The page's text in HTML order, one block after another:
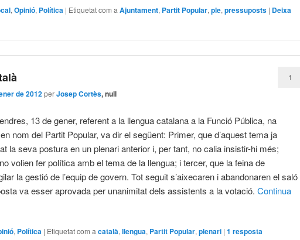
,Opinió, Política | Etiquetat com a Ajuntament, Partit Popular,ple,pressuposts | Deixa
de 2012perJosep Cortès, null
1
13 de gener, referent a la llengua catalana a la Funció Pública, na
nom del Partit Popular, va dir el següent: Primer, que d’aquest tema ja
la seva postura en un plenari anterior i, per tant, no calia insistir-hi més;
volien fer política amb el tema de la llengua; i tercer, que la feina de
la gestió de l’equip de govern. Tot seguit s’aixecaren i abandonaren el saló
va esser aprovada per unanimitat dels assistents a la votació.Continua
, Política | Etiquetat com a català,llengua, Partit Popular,plenari |1 resposta